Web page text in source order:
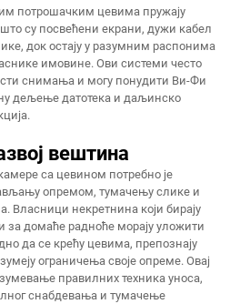
потрошачким цевима пружају
су посвећени екрани, дужи кабел
док остају у разумним распонима
имовине. Ови системи често
снимања и могу понудити Ви-Фи
дељење датотека и даљинско
вештина
са цевином потребно је
опремом, тумачењу слике и
Власници некретнина који бирају
домаће радноће морају уложити
да се крећу цевима, препознају
ограничења своје опреме. Овај
правилних техника уноса,
снабдевања и тумачење